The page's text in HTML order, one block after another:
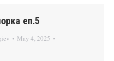
еп.5
May 4, 2025